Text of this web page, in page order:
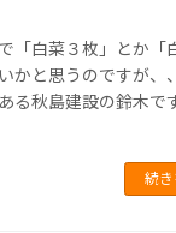
「白菜３枚」とか「
かと思うのですが、
る秋島建設の鈴木で
続